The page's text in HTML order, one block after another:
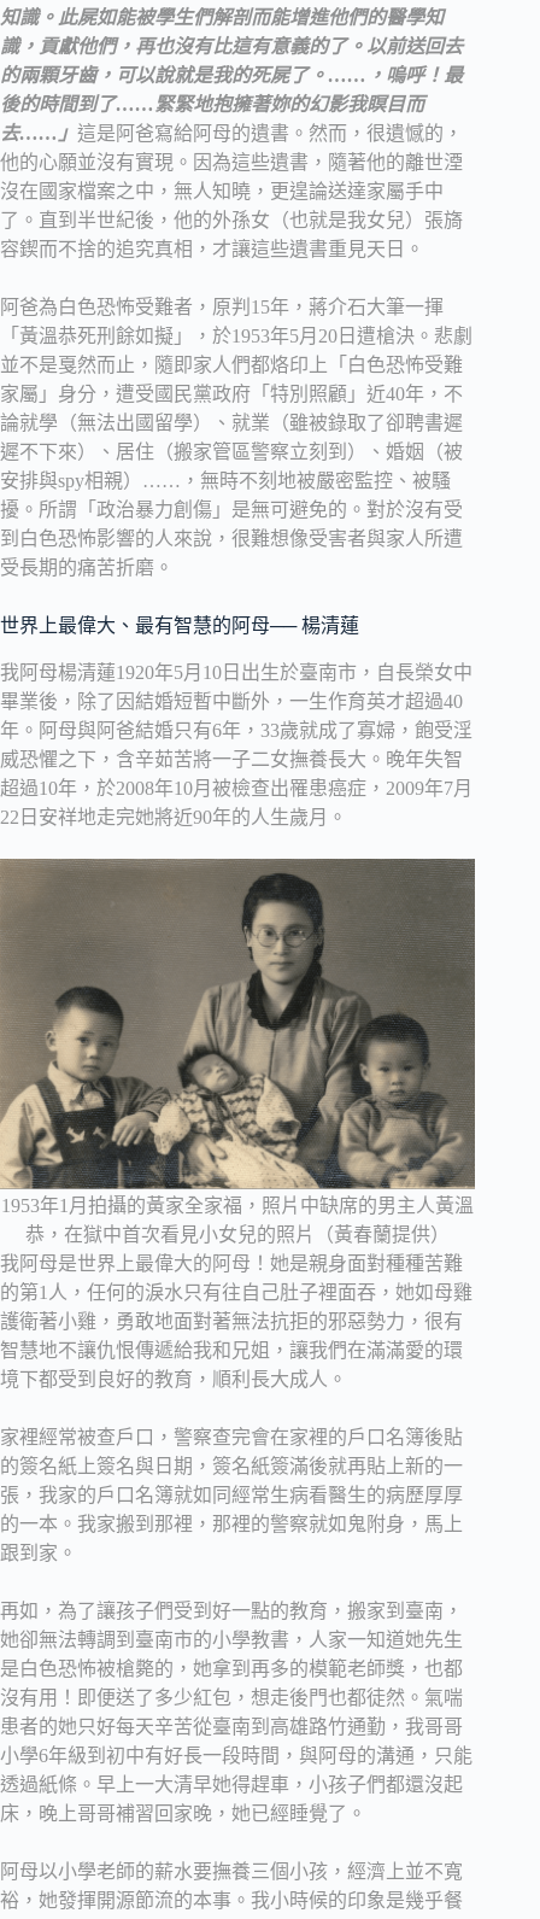
知識。此屍如能被學生們解剖而能增進他們的醫學知
識，貢獻他們，再也沒有比這有意義的了。以前送回去
的兩顆牙齒，可以說就是我的死屍了。……，嗚呼！最
後的時間到了……緊緊地抱擁著妳的幻影我瞑目而
去……」 這是阿爸寫給阿母的遺書。然而，很遺憾的，
他的心願並沒有實現。因為這些遺書，隨著他的離世湮
沒在國家檔案之中，無人知曉，更遑論送達家屬手中
了。直到半世紀後，他的外孫女（也就是我女兒）張旖
容鍥而不捨的追究真相，才讓這些遺書重見天日。
阿爸為白色恐怖受難者，原判15年，蔣介石大筆一揮
「黃溫恭死刑餘如擬」，於1953年5月20日遭槍決。悲劇
並不是戛然而止，隨即家人們都烙印上「白色恐怖受難
家屬」身分，遭受國民黨政府「特別照顧」近40年，不
論就學（無法出國留學）、就業（雖被錄取了卻聘書遲
遲不下來）、居住（搬家管區警察立刻到）、婚姻（被
安排與spy相親）……，無時不刻地被嚴密監控、被騷
擾。所謂「政治暴力創傷」是無可避免的。對於沒有受
到白色恐怖影響的人來說，很難想像受害者與家人所遭
受長期的痛苦折磨。
世界上最偉大、最有智慧的阿母── 楊清蓮
我阿母楊清蓮1920年5月10日出生於臺南市，自長榮女中
畢業後，除了因結婚短暫中斷外，一生作育英才超過40
年。阿母與阿爸結婚只有6年，33歲就成了寡婦，飽受淫
威恐懼之下，含辛茹苦將一子二女撫養長大。晚年失智
超過10年，於2008年10月被檢查出罹患癌症，2009年7月
22日安祥地走完她將近90年的人生歲月。
1953年1月拍攝的黃家全家福，照片中缺席的男主人黃溫
恭，在獄中首次看見小女兒的照片（黃春蘭提供）
我阿母是世界上最偉大的阿母！她是親身面對種種苦難
的第1人，任何的淚水只有往自己肚子裡面吞，她如母雞
護衛著小雞，勇敢地面對著無法抗拒的邪惡勢力，很有
智慧地不讓仇恨傳遞給我和兄姐，讓我們在滿滿愛的環
境下都受到良好的教育，順利長大成人。
家裡經常被查戶口，警察查完會在家裡的戶口名簿後貼
的簽名紙上簽名與日期，簽名紙簽滿後就再貼上新的一
張，我家的戶口名簿就如同經常生病看醫生的病歷厚厚
的一本。我家搬到那裡，那裡的警察就如鬼附身，馬上
跟到家。
再如，為了讓孩子們受到好一點的教育，搬家到臺南，
她卻無法轉調到臺南市的小學教書，人家一知道她先生
是白色恐怖被槍斃的，她拿到再多的模範老師獎，也都
沒有用！即便送了多少紅包，想走後門也都徒然。氣喘
患者的她只好每天辛苦從臺南到高雄路竹通勤，我哥哥
小學6年級到初中有好長一段時間，與阿母的溝通，只能
透過紙條。早上一大清早她得趕車，小孩子們都還沒起
床，晚上哥哥補習回家晚，她已經睡覺了。
阿母以小學老師的薪水要撫養三個小孩，經濟上並不寬
裕，她發揮開源節流的本事。我小時候的印象是幾乎餐